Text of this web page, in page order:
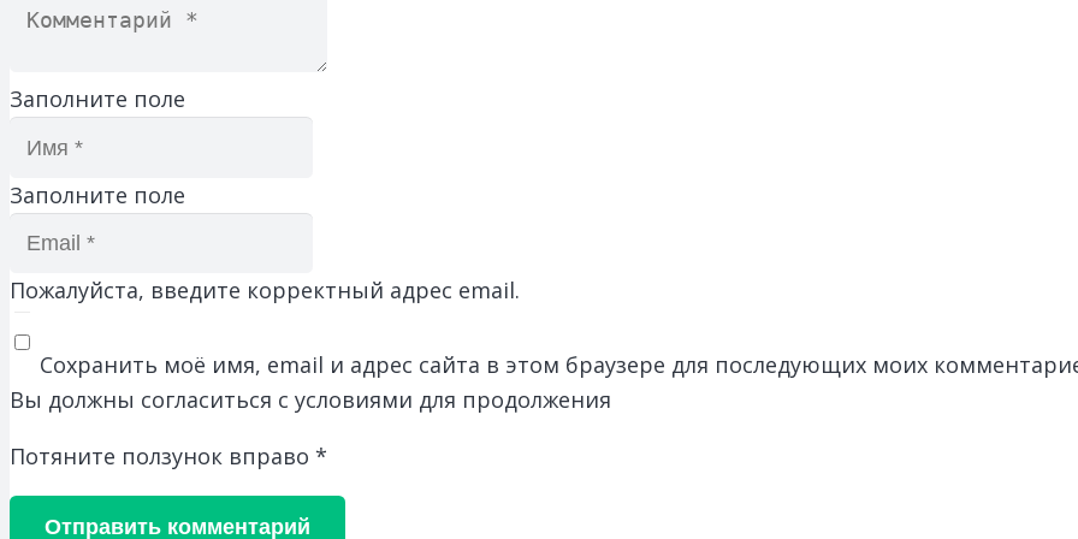
Заполните поле
Заполните поле
Пожалуйста, введите корректный адрес email.
Сохранить моё имя, email и адрес сайта в этом браузере для последующих моих
Вы должны согласиться с условиями для продолжения
Потяните ползунок вправо *
Отправить комментарий